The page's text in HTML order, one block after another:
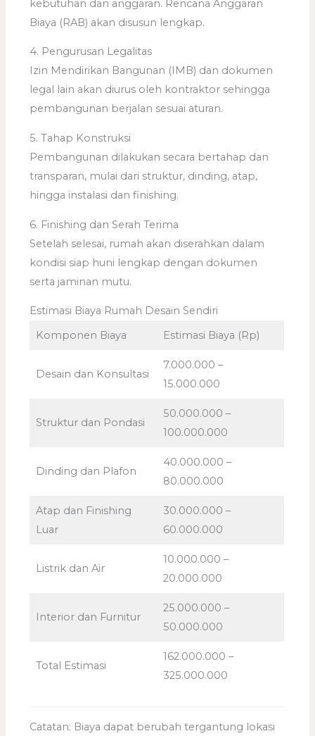
kebutuhan dan anggaran. Rencana Anggaran
Biaya (RAB) akan disusun lengkap.
4. Pengurusan Legalitas
Izin Mendirikan Bangunan (IMB) dan dokumen
legal lain akan diurus oleh kontraktor sehingga
pembangunan berjalan sesuai aturan.
5. Tahap Konstruksi
Pembangunan dilakukan secara bertahap dan
transparan, mulai dari struktur, dinding, atap,
hingga instalasi dan finishing.
6. Finishing dan Serah Terima
Setelah selesai, rumah akan diserahkan dalam
kondisi siap huni lengkap dengan dokumen
serta jaminan mutu.
Estimasi Biaya Rumah Desain Sendiri
Komponen Biaya
Estimasi Biaya (Rp)
Desain dan Konsultasi
7.000.000 –
15.000.000
Struktur dan Pondasi
50.000.000 –
100.000.000
Dinding dan Plafon
40.000.000 –
80.000.000
Atap dan Finishing
Luar
30.000.000 –
60.000.000
Listrik dan Air
10.000.000 –
20.000.000
Interior dan Furnitur
25.000.000 –
50.000.000
Total Estimasi
162.000.000 –
325.000.000
Catatan: Biaya dapat berubah tergantung lokasi